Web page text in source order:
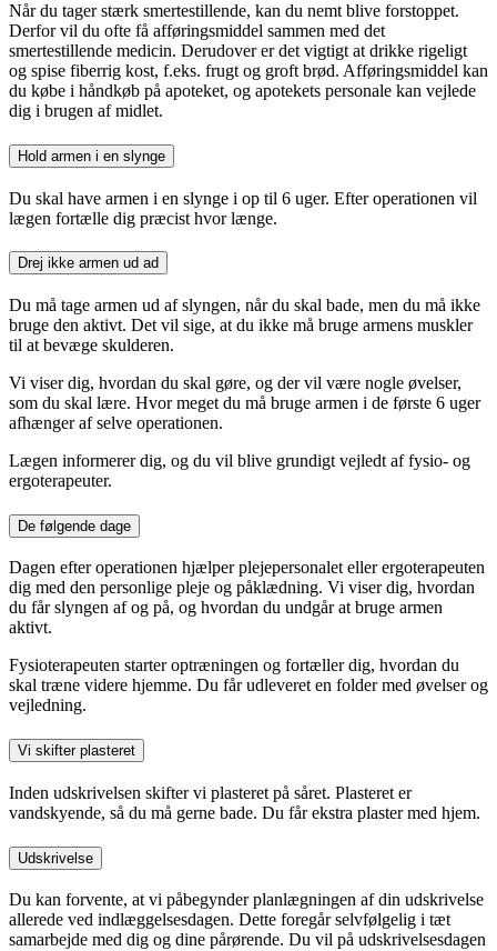
Når du tager stærk smertestillende, kan du nemt blive forstoppet.
Derfor vil du ofte få afføringsmiddel sammen med det
smertestillende medicin. Derudover er det vigtigt at drikke rigeligt
og spise fiberrig kost, f.eks. frugt og groft brød. Afføringsmiddel kan
du købe i håndkøb på apoteket, og apotekets personale kan vejlede
dig i brugen af midlet.
Hold armen i en slynge
Du skal have armen i en slynge i op til 6 uger. Efter operationen vil
lægen fortælle dig præcist hvor længe.
Drej ikke armen ud ad
Du må tage armen ud af slyngen, når du skal bade, men du må ikke
bruge den aktivt. Det vil sige, at du ikke må bruge armens muskler
til at bevæge skulderen.
Vi viser dig, hvordan du skal gøre, og der vil være nogle øvelser,
som du skal lære. Hvor meget du må bruge armen i de første 6 uger
afhænger af selve operationen.
Lægen informerer dig, og du vil blive grundigt vejledt af fysio- og
ergoterapeuter.
De følgende dage
Dagen efter operationen hjælper plejepersonalet eller ergoterapeuten
dig med den personlige pleje og påklædning. Vi viser dig, hvordan
du får slyngen af og på, og hvordan du undgår at bruge armen
aktivt.
Fysioterapeuten starter optræningen og fortæller dig, hvordan du
skal træne videre hjemme. Du får udleveret en folder med øvelser og
vejledning.
Vi skifter plasteret
Inden udskrivelsen skifter vi plasteret på såret. Plasteret er
vandskyende, så du må gerne bade. Du får ekstra plaster med hjem.
Udskrivelse
Du kan forvente, at vi påbegynder planlægningen af din udskrivelse
allerede ved indlæggelsesdagen. Dette foregår selvfølgelig i tæt
samarbejde med dig og dine pårørende. Du vil på udskrivelsesdagen